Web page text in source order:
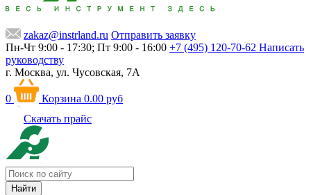
zakaz@instrland.ru Отправить заявку
Пн-Чт 9:00 - 17:30; Пт 9:00 - 16:00 +7 (495) 120-70-62 Написать
руководству
г. Москва, ул. Чусовская, 7А
0 Корзина 0.00 руб
Скачать прайс